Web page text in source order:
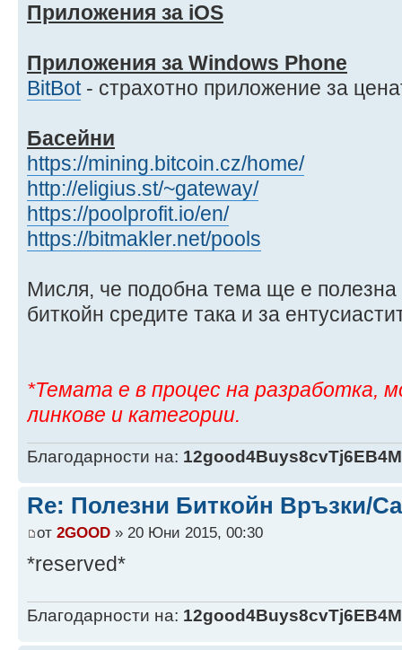
Приложения за iOS
Приложения за Windows Phone
BitBot- страхотно приложение за
Басейни
https://mining.bitcoin.cz/home/
http://eligius.st/~gateway/
https://poolprofit.io/en/
https://bitmakler.net/pools
Мисля, че подобна тема ще е полезна
биткойн средите така и за
*Темата е в процес на разработка,
линкове и категории.
Благодарности на:
Re: Полезни Биткойн Връзки/
от 2GOOD » 20 Юни 2015, 00:30
*reserved*
Благодарности на: